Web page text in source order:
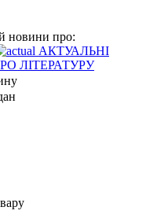
новини про:
АКТУАЛЬНІ
ЛІТЕРАТУРУ